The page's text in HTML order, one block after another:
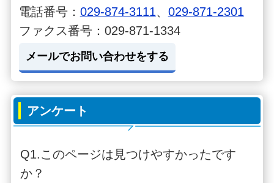
電話番号： 029-874-3111、 029-871-2301
ファクス番号：029-871-1334
メールでお問い合わせをする
アンケート
Q1.このページは見つけやすかったです
か？